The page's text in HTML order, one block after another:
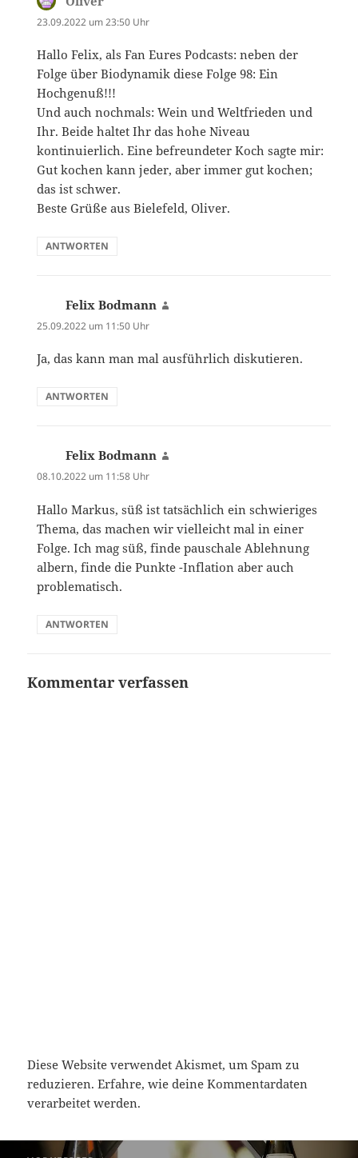
23.09.2022 um 23:50 Uhr
Hallo Felix, als Fan Eures Podcasts: neben der
Folge über Biodynamik diese Folge 98: Ein
Hochgenuß!!!
Und auch nochmals: Wein und Weltfrieden und
Ihr. Beide haltet Ihr das hohe Niveau
kontinuierlich. Eine befreundeter Koch sagte mir:
Gut kochen kann jeder, aber immer gut kochen;
das ist schwer.
Beste Grüße aus Bielefeld, Oliver.
ANTWORTEN
Felix Bodmann
25.09.2022 um 11:50 Uhr
Ja, das kann man mal ausführlich diskutieren.
ANTWORTEN
Felix Bodmann
08.10.2022 um 11:58 Uhr
Hallo Markus, süß ist tatsächlich ein schwieriges
Thema, das machen wir vielleicht mal in einer
Folge. Ich mag süß, finde pauschale Ablehnung
albern, finde die Punkte -Inflation aber auch
problematisch.
ANTWORTEN
Kommentar verfassen
Diese Website verwendet Akismet, um Spam zu
reduzieren.Erfahre, wie deine Kommentardaten
verarbeitet werden.
Beitragsnavigation